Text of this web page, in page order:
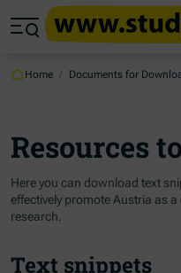
Jump to main content
Jump to footer
Home / Documents for
Resources
Here you can download text
effectively promote Austria as
research.
Text snippets